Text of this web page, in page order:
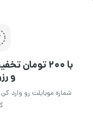
با ۲۰۰
و
شماره موبایلت رو وارد